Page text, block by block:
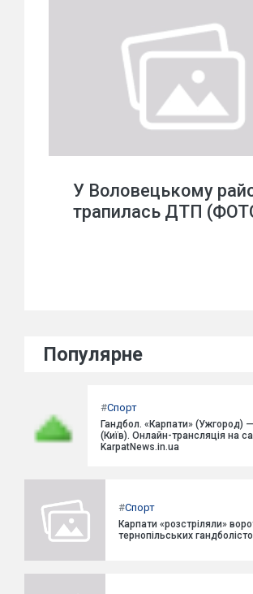
У Воловецькому
трапилась ДТП
Популярне
#Спорт
Гандбол. «Карпати» (Ужгород)
(Київ). Онлайн-трансляція на
KarpatNews.in.ua
#Спорт
Карпати «розстріляли»
тернопільських